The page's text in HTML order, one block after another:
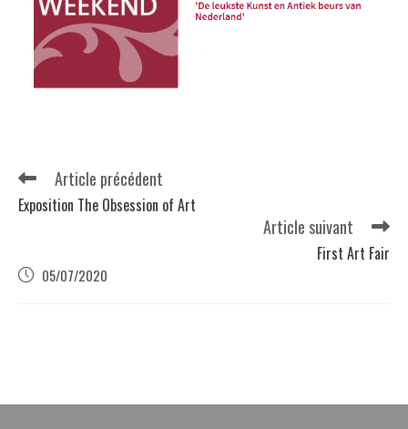
Article précédent
Exposition The Obsession of Art
Article suivant
First Art Fair
05/07/2020